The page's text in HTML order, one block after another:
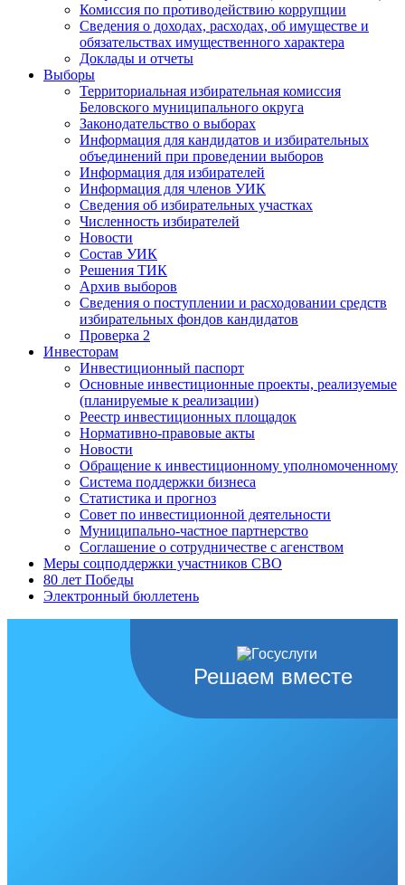
Комиссия по противодействию коррупции
Сведения о доходах, расходах, об имуществе и
обязательствах имущественного характера
Доклады и отчеты
Выборы
Территориальная избирательная комиссия
Беловского муниципального округа
Законодательство о выборах
Информация для кандидатов и избирательных
объединений при проведении выборов
Информация для избирателей
Информация для членов УИК
Сведения об избирательных участках
Численность избирателей
Новости
Состав УИК
Решения ТИК
Архив выборов
Сведения о поступлении и расходовании средств
избирательных фондов кандидатов
Проверка 2
Инвесторам
Инвестиционный паспорт
Основные инвестиционные проекты, реализуемые
(планируемые к реализации)
Реестр инвестиционных площадок
Нормативно-правовые акты
Новости
Обращение к инвестиционному уполномоченному
Система поддержки бизнеса
Статистика и прогноз
Совет по инвестиционной деятельности
Муниципально-частное партнерство
Соглашение о сотрудничестве с агенством
Меры соцподдержки участников СВО
80 лет Победы
Электронный бюллетень
Решаем вместе